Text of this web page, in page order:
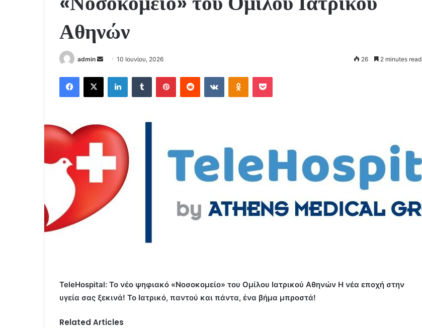
Αθηνών
admin
Send
email
10 Ιουνίου, 2026 26 2 minutes read
Facebook
X LinkedInTumblr PinterestReddit VKontakteOdnoklassniki
Pocket
TeleHospital: Το νέο ψηφιακό «Νοσοκομείο» του Ομίλου Ιατρικού Αθηνών Η νέα εποχή στην
υγεία σας ξεκινά! Το Ιατρικό, παντού και πάντα, ένα βήμα μπροστά!
Related Articles